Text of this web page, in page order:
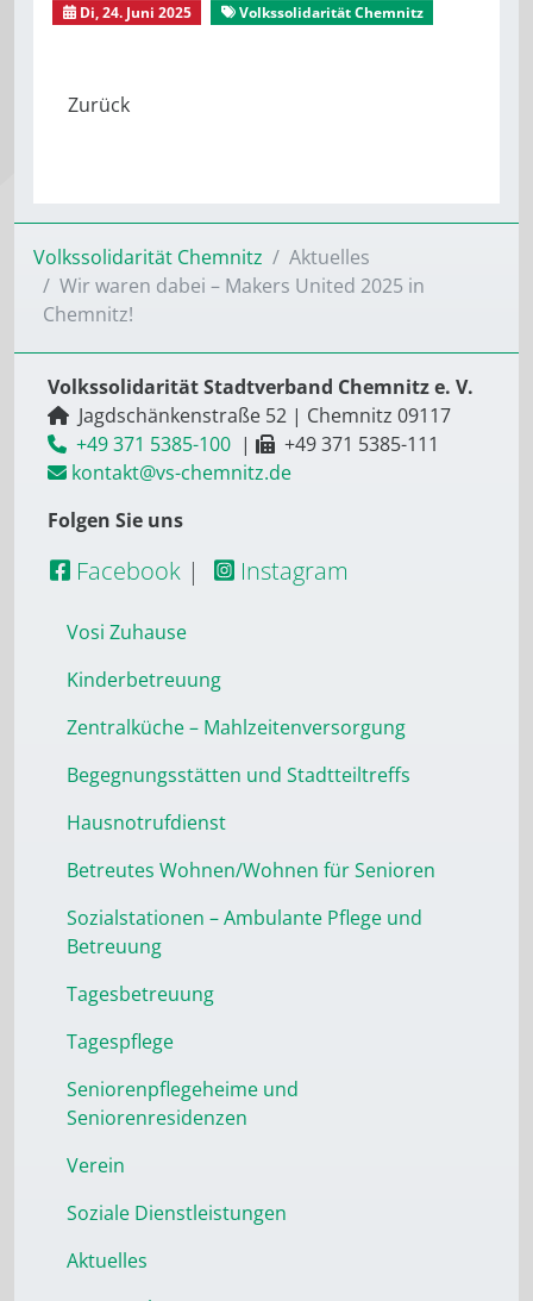
Di, 24. Juni 2025 Volkssolidarität Chemnitz
Volkssolidarität Chemnitz
Aktuelles
Wir waren dabei – Makers United 2025 in
Chemnitz!
Volkssolidarität Stadtverband Chemnitz e. V.
Jagdschänkenstraße 52 | Chemnitz 09117
+49 371 5385-100 |
+49 371 5385-111
kontakt@vs-chemnitz.de
Folgen Sie uns
Facebook | Instagram
Vosi Zuhause
Kinderbetreuung
Zentralküche – Mahlzeitenversorgung
Begegnungsstätten und Stadtteiltreffs
Hausnotrufdienst
Betreutes Wohnen/Wohnen für Senioren
Sozialstationen – Ambulante Pflege und
Betreuung
Tagesbetreuung
Tagespflege
Seniorenpflegeheime und
Seniorenresidenzen
Verein
Soziale Dienstleistungen
Aktuelles